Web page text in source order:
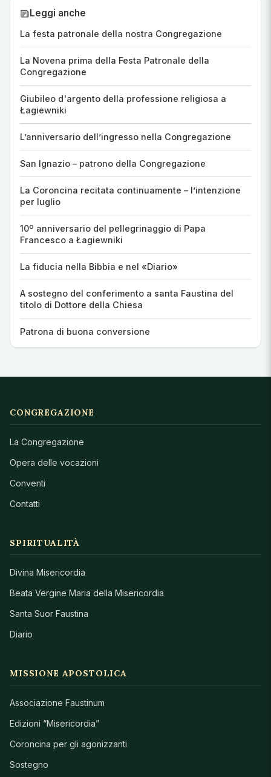
Leggi anche
La festa patronale della nostra Congregazione
La Novena prima della Festa Patronale della
Congregazione
Giubileo d'argento della professione religiosa a
Łagiewniki
L’anniversario dell’ingresso nella Congregazione
San Ignazio – patrono della Congregazione
La Coroncina recitata continuamente – l’intenzione
per luglio
10º anniversario del pellegrinaggio di Papa
Francesco a Łagiewniki
La fiducia nella Bibbia e nel «Diario»
A sostegno del conferimento a santa Faustina del
titolo di Dottore della Chiesa
Patrona di buona conversione
CONGREGAZIONE
La Congregazione
Opera delle vocazioni
Conventi
Contatti
SPIRITUALITÀ
Divina Misericordia
Beata Vergine Maria della Misericordia
Santa Suor Faustina
Diario
MISSIONE APOSTOLICA
Associazione Faustinum
Edizioni “Misericordia”
Coroncina per gli agonizzanti
Sostegno